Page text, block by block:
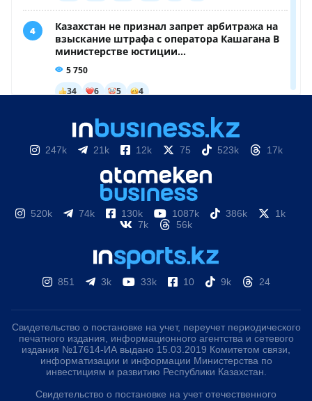
247k 21k 12k 75 523k 17k
520k 74k 130k 1087k 386k
1k
7k
56k
851 3k 33k 10 9k 24
Свидетельство о постановке на учет, переучет периодического
печатного издания, информационного агентства и сетевого
издания №17614-ИА выдано 15.03.2019 Комитетом связи,
информатизации и информации Министерства по
инвестициям и развитию Республики Казахстан.
Свидетельство о постановке на учет отечественного